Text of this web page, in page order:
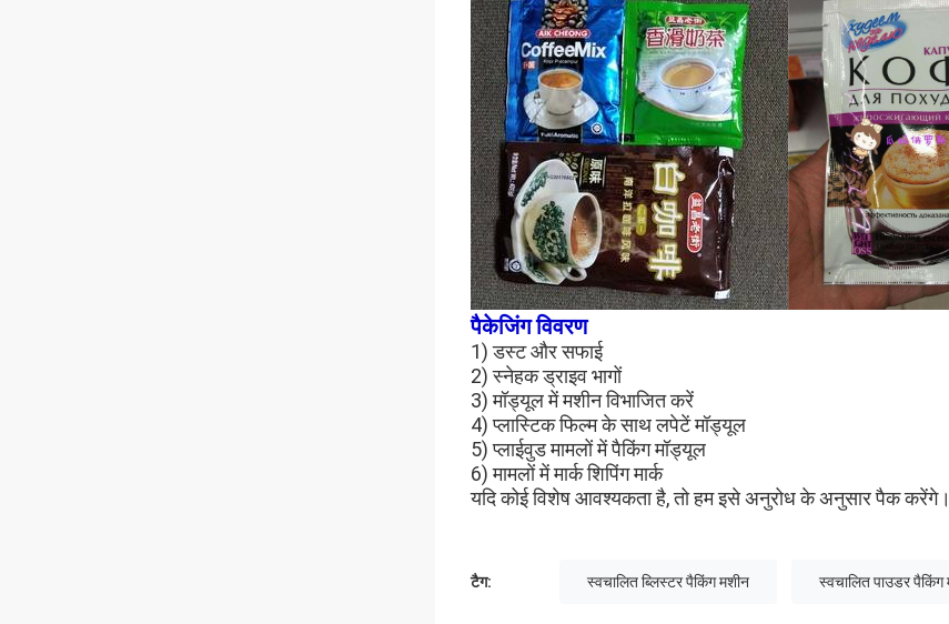
पैकेजिंग विवरण
1) डस्ट और सफाई
2) स्नेहक ड्राइव भागों
3) मॉड्यूल में मशीन विभाजित करें
4) प्लास्टिक फिल्म के साथ लपेटें मॉड्यूल
5) प्लाईवुड मामलों में पैकिंग मॉड्यूल
6) मामलों में मार्क शिपिंग मार्क
यदि कोई विशेष आवश्यकता है, तो हम इसे अनुरोध के अनुसार पैक करेंगे।
टैग: स्वचालित ब्लिस्टर पैकिंग मशीन स्वचालित पाउडर पैकिंग